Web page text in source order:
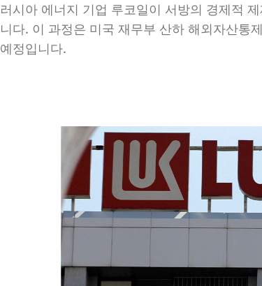
러시아 에너지 기업 루코일이 서방의 경제적
니다. 이 과정은 미국 재무부 산하 해외자산통
예정입니다.